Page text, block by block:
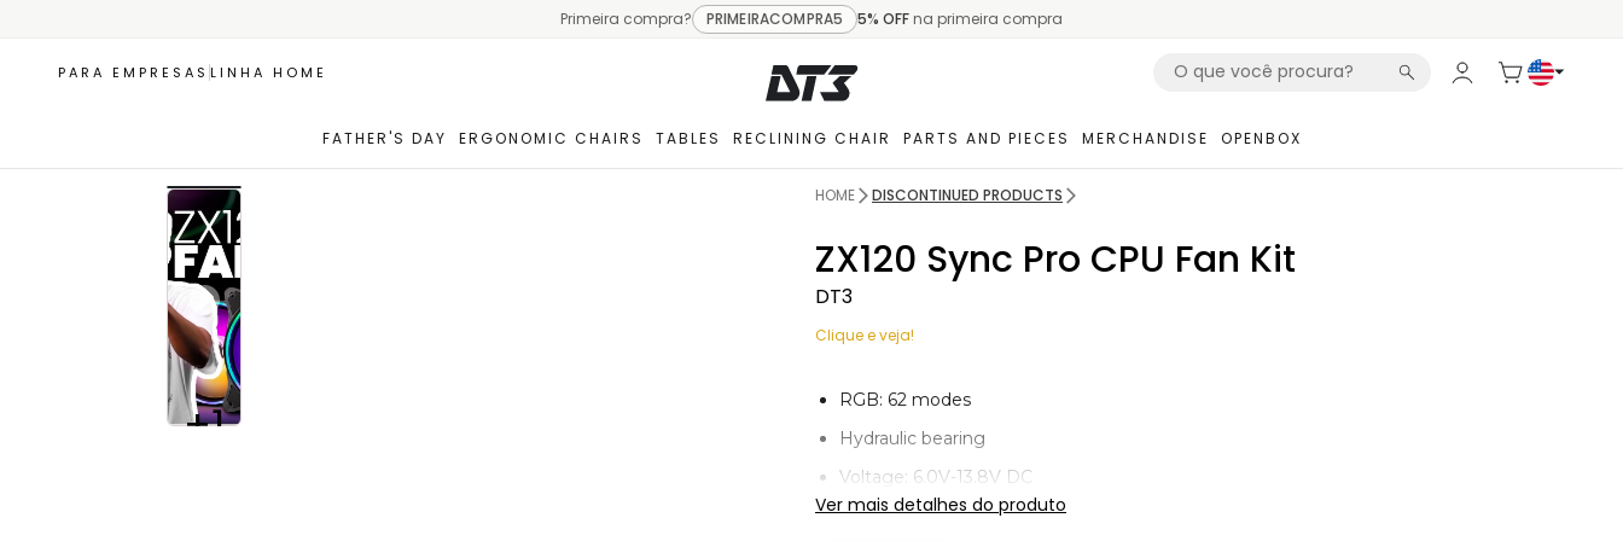
Primeira compra? PRIMEIRACOMPRA5 5% OFF na primeira compra
PARA EMPRESAS LINHA HOME
FATHER'S DAY ERGONOMIC CHAIRS TABLES RECLINING CHAIR PARTS AND PIECES MERCHANDISE OPENBOX
+1
HOME DISCONTINUED PRODUCTS
ZX120 Sync Pro CPU Fan Kit
DT3
Clique e veja!
RGB: 62 modes
Hydraulic bearing
Voltage: 6.0V-13.8V DC
Speed: 600-1500 RPM
Ver mais detalhes do produto